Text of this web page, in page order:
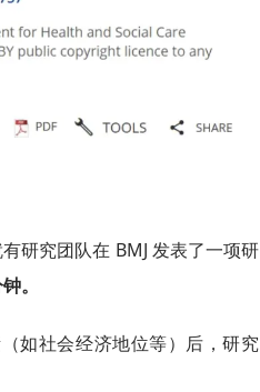
研究团队在 BMJ 发表了一项研
。
如社会经济地位等）后，研究